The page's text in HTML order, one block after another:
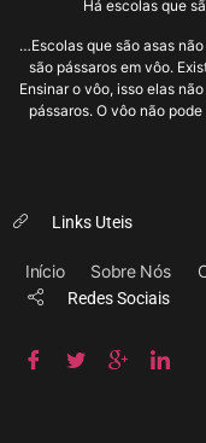
Há escolas que
…Escolas que são asas
são pássaros em vôo.
Ensinar o vôo, isso elas
pássaros. O vôo não
Links Uteis
Início Sobre Nós
Redes Sociais